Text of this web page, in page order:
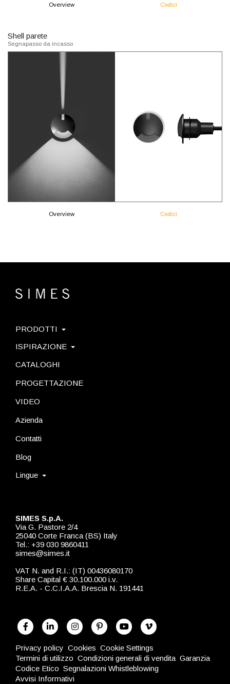
Overview Codici
Shell parete
Segnapasso da incasso
Overview Codici
SIMES S.p.A.
Via G. Pastore 2/4
25040 Corte Franca (BS) Italy
Tel.: +39 030 9860411
simes@simes.it
VAT N. and R.I.: (IT) 00436080170
Share Capital € 30.100.000 i.v.
R.E.A. - C.C.I.A.A. Brescia N. 191441
PRODOTTI
ISPIRAZIONE
CATALOGHI
PROGETTAZIONE
VIDEO
Azienda
Contatti
Blog
Lingue
Privacy policy Cookies Cookie Settings
Termini di utilizzo Condizioni generali di vendita Garanzia
Codice Etico Segnalazioni Whistleblowing
Avvisi Informativi